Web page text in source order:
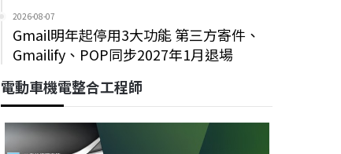
2026-08-07
Gmail明年起停用3大功能 第三方寄件、
Gmailify、POP同步2027年1月退場
電動車機電整合工程師